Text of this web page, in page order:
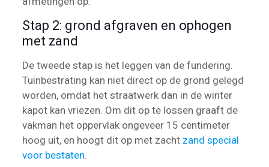
Stap 2: grond afgraven en ophogen
met zand
De tweede stap is het leggen van de fundering.
Tuinbestrating kan niet direct op de grond gelegd
worden, omdat het straatwerk dan in de winter
kapot kan vriezen. Om dit op te lossen graaft de
vakman het oppervlak ongeveer 15 centimeter
hoog uit, en hoogt dit op met zacht zand special
voor bestaten